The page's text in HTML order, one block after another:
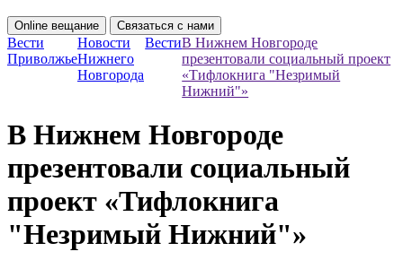
Online вещание Связаться с нами
Вести
Приволжье
Новости
Нижнего
Новгорода
ВестиВ Нижнем Новгороде
презентовали социальный проект
«Тифлокнига "Незримый
Нижний"»
В Нижнем Новгороде
презентовали социальный
проект «Тифлокнига
"Незримый Нижний"»